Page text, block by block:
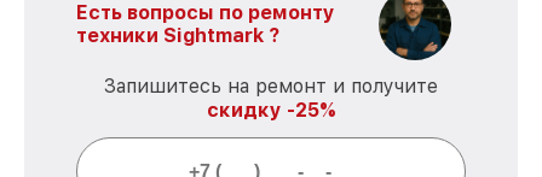
Есть вопросы по ремонту
техники Sightmark ?
Запишитесь на ремонт и получите
скидку -25%